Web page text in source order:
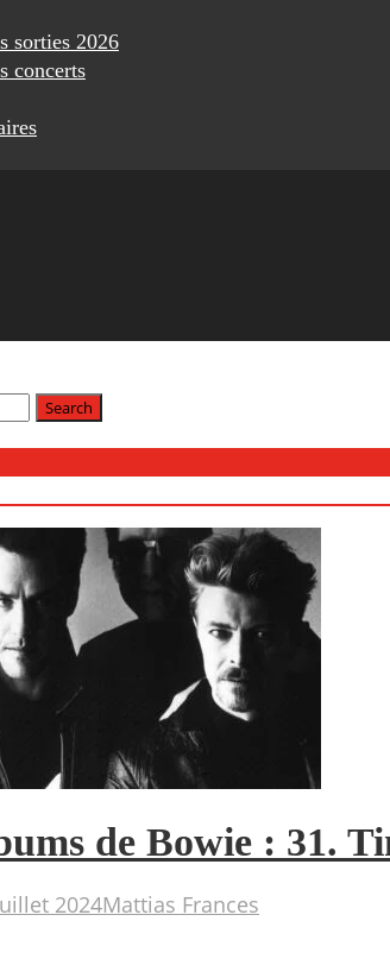
sorties 2026
concerts
de Bowie : 31.
2024Mattias Frances